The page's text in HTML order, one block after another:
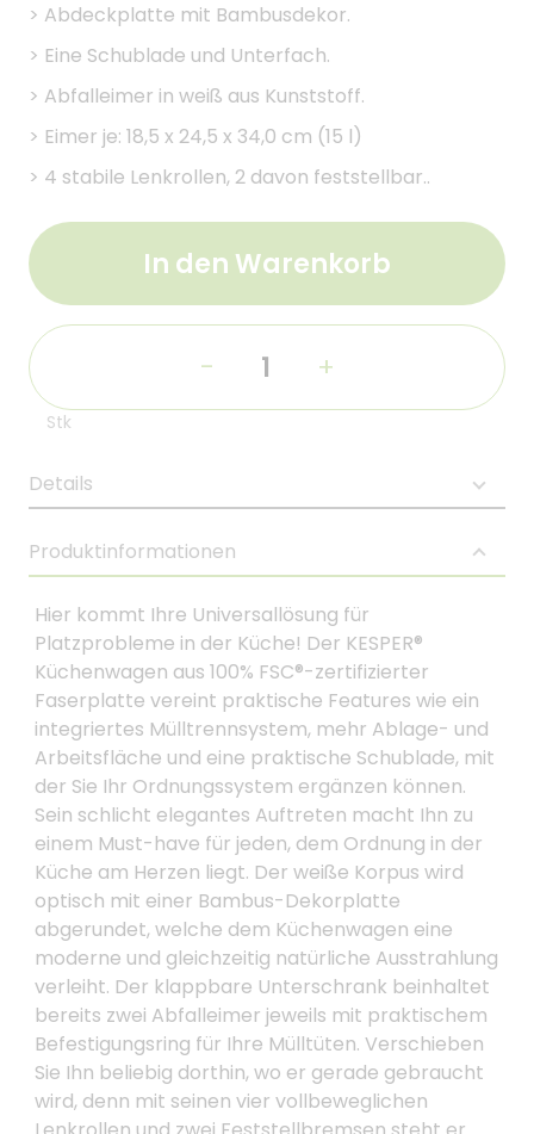
> Abdeckplatte mit Bambusdekor.
> Eine Schublade und Unterfach.
> Abfalleimer in weiß aus Kunststoff.
> Eimer je: 18,5 x 24,5 x 34,0 cm (15 l)
> 4 stabile Lenkrollen, 2 davon feststellbar..
In den Warenkorb
- +
Stk
Details
Produktinformationen
Hier kommt Ihre Universallösung für
Platzprobleme in der Küche! Der KESPER®
Küchenwagen aus 100% FSC®-zertifizierter
Faserplatte vereint praktische Features wie ein
integriertes Mülltrennsystem, mehr Ablage- und
Arbeitsfläche und eine praktische Schublade, mit
der Sie Ihr Ordnungssystem ergänzen können.
Sein schlicht elegantes Auftreten macht Ihn zu
einem Must-have für jeden, dem Ordnung in der
Küche am Herzen liegt. Der weiße Korpus wird
optisch mit einer Bambus-Dekorplatte
abgerundet, welche dem Küchenwagen eine
moderne und gleichzeitig natürliche Ausstrahlung
verleiht. Der klappbare Unterschrank beinhaltet
bereits zwei Abfalleimer jeweils mit praktischem
Befestigungsring für Ihre Mülltüten. Verschieben
Sie Ihn beliebig dorthin, wo er gerade gebraucht
wird, denn mit seinen vier vollbeweglichen